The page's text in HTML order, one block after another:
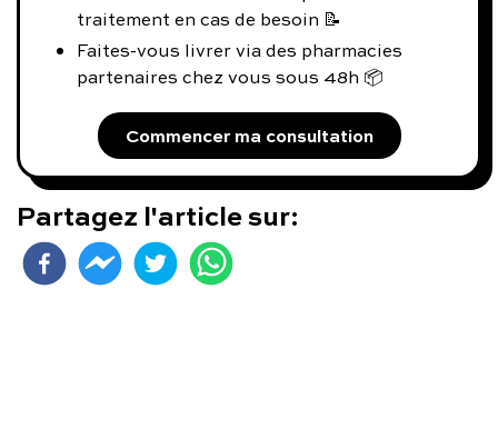
traitement en cas de besoin 📝
Faites-vous livrer via des pharmacies
partenaires chez vous sous 48h 📦
Commencer ma consultation
Partagez l'article sur: